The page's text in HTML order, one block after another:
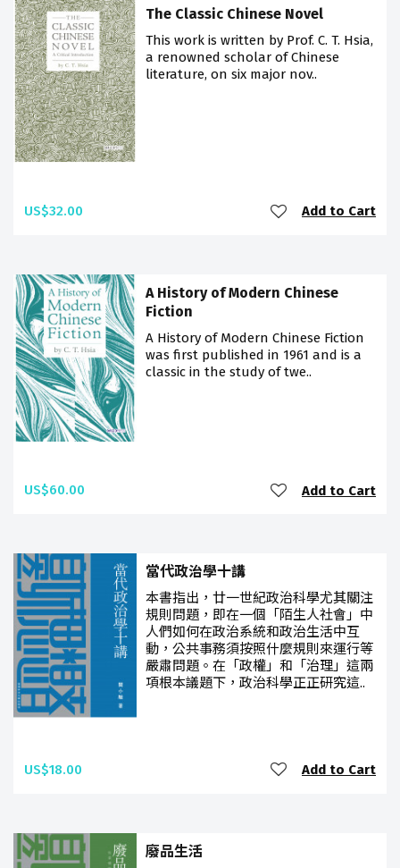
The Classic Chinese Novel
This work is written by Prof. C. T. Hsia,
a renowned scholar of Chinese
literature, on six major nov..
US$32.00 Add to Cart
A History of Modern Chinese
Fiction
A History of Modern Chinese Fiction
was first published in 1961 and is a
classic in the study of twe..
US$60.00 Add to Cart
當代政治學十講
本書指出，廿一世紀政治科學尤其關注
規則問題，即在一個「陌生人社會」中
人們如何在政治系統和政治生活中互
動，公共事務須按照什麼規則來運行等
嚴肅問題。在「政權」和「治理」這兩
項根本議題下，政治科學正正研究這..
US$18.00 Add to Cart
廢品生活